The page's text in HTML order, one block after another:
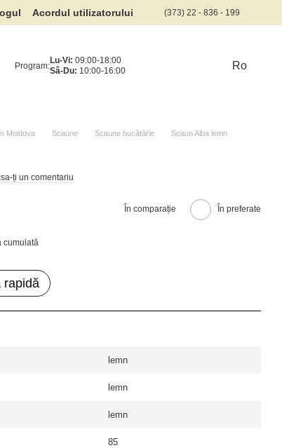
Acordul utilizatorului (373) 22 - 836 - 199
Program:
Lu-Vi: 09:00-18:00
Sâ-Du: 10:00-16:00 Ro
Moldova Scaune Scaune bucătărie Scaun Alba lemn
ți un comentariu
În comparație În preferate
cumulată
rapidă
lemn
lemn
lemn
85